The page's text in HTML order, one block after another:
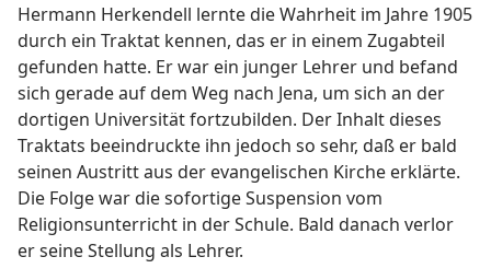
Hermann Herkendell lernte die Wahrheit im Jahre 1905
durch ein Traktat kennen, das er in einem Zugabteil
gefunden hatte. Er war ein junger Lehrer und befand
sich gerade auf dem Weg nach Jena, um sich an der
dortigen Universität fortzubilden. Der Inhalt dieses
Traktats beeindruckte ihn jedoch so sehr, daß er bald
seinen Austritt aus der evangelischen Kirche erklärte.
Die Folge war die sofortige Suspension vom
Religionsunterricht in der Schule. Bald danach verlor
er seine Stellung als Lehrer.